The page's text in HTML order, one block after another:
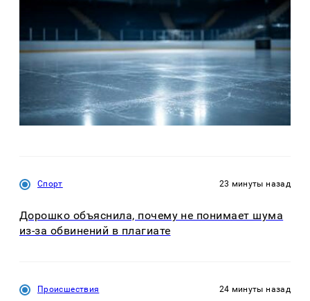
Спорт 23 минуты назад
Дорошко объяснила, почему не понимает шума
из-за обвинений в плагиате
Происшествия 24 минуты назад